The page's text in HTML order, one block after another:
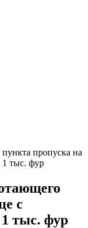
пропуска на
1 тыс. фур
с
тыс. фур